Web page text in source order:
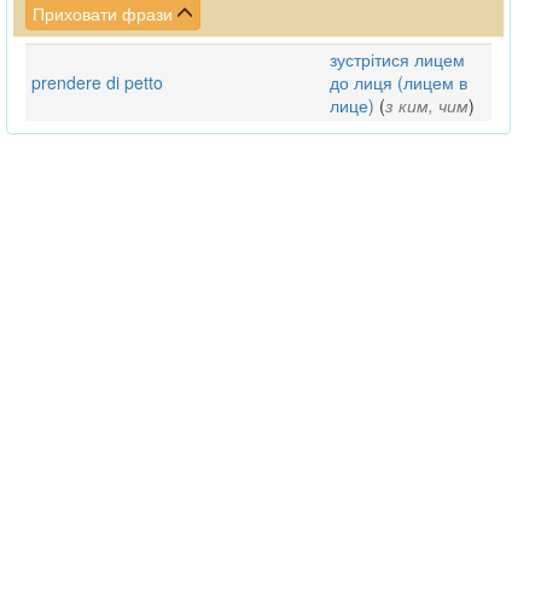
Приховати фрази
prendere di petto
зустрітися лицем
до лиця (лицем в
лице) (з ким, чим)